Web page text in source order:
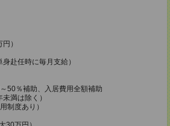
）
赴任時に毎月支給）
50％補助、入居費用全額補助
満は除く）
制度あり）